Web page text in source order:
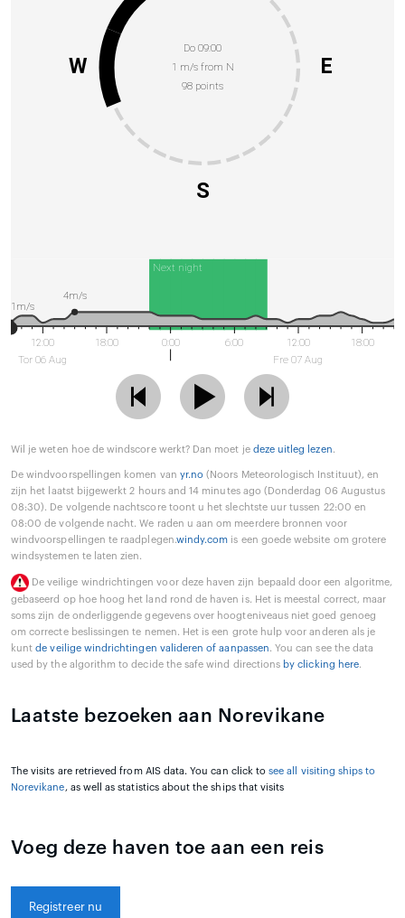
Do 09:00
1 m/s from N
98 points
E
S
W
Next night
12:00
Tor 06 Aug
18:00 0:00 6:00
12:00
Fre 07 Aug
18:00
4m/s
1m/s
Wil je weten hoe de windscore werkt? Dan moet je deze uitleg lezen.
De windvoorspellingen komen van yr.no (Noors Meteorologisch Instituut), en
zijn het laatst bijgewerkt 2 hours and 14 minutes ago (Donderdag 06 Augustus
08:30). De volgende nachtscore toont u het slechtste uur tussen 22:00 en
08:00 de volgende nacht. We raden u aan om meerdere bronnen voor
windvoorspellingen te raadplegen.windy.com is een goede website om grotere
windsystemen te laten zien.
De veilige windrichtingen voor deze haven zijn bepaald door een algoritme,
gebaseerd op hoe hoog het land rond de haven is. Het is meestal correct, maar
soms zijn de onderliggende gegevens over hoogteniveaus niet goed genoeg
om correcte beslissingen te nemen. Het is een grote hulp voor anderen als je
kuntde veilige windrichtingen valideren of aanpassen. You can see the data
used by the algorithm to decide the safe wind directions by clicking here.
Laatste bezoeken aan Norevikane
The visits are retrieved from AIS data. You can click tosee all visiting ships to
Norevikane, as well as statistics about the ships that visits
Voeg deze haven toe aan een reis
Registreer nu